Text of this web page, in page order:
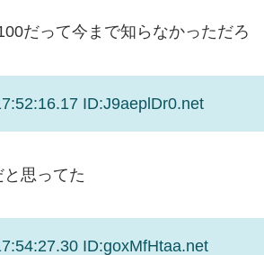
だって今まで知らなかっただろ
ID:J9aeplDr0.net
思ってた
ID:goxMfHtaa.net